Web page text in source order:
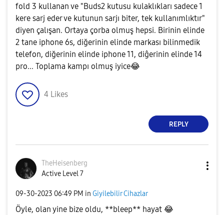
fold 3 kullanan ve "Buds2 kutusu kulaklıkları sadece 1
kere sarj eder ve kutunun sarjı biter, tek kullanımlıktır"
diyen çalışan. Ortaya çorba olmuş hepsi. Birinin elinde
2 tane iphone 6s, diğerinin elinde markası bilinmedik
telefon, diğerinin elinde iphone 11, diĝerinin elinde 14
pro... Toplama kampı olmuş iyice😂
4 Likes
REPLY
TheHeisenberg
Active Level 7
‎09-30-2023 06:49 PM in Giyilebilir Cihazlar
Öyle, olan yine bize oldu, **bleep** hayat 😂